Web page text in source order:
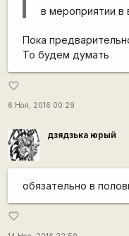
в мероприятии в
Пока
То будем думать
favorite_border
6 Ноя, 2016 00:29
дзядзька юрый
обязательно в
favorite_border